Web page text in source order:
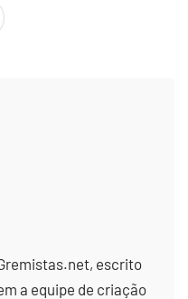
escrito
a equipe de criação